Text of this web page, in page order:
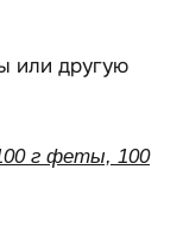
или другую
г феты, 100